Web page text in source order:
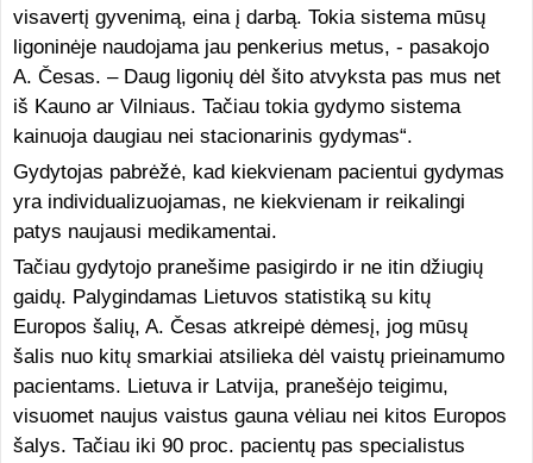
visavertį gyvenimą, eina į darbą. Tokia sistema mūsų
ligoninėje naudojama jau penkerius metus, - pasakojo
A. Česas. – Daug ligonių dėl šito atvyksta pas mus net
iš Kauno ar Vilniaus. Tačiau tokia gydymo sistema
kainuoja daugiau nei stacionarinis gydymas“.
Gydytojas pabrėžė, kad kiekvienam pacientui gydymas
yra individualizuojamas, ne kiekvienam ir reikalingi
patys naujausi medikamentai.
Tačiau gydytojo pranešime pasigirdo ir ne itin džiugių
gaidų. Palygindamas Lietuvos statistiką su kitų
Europos šalių, A. Česas atkreipė dėmesį, jog mūsų
šalis nuo kitų smarkiai atsilieka dėl vaistų prieinamumo
pacientams. Lietuva ir Latvija, pranešėjo teigimu,
visuomet naujus vaistus gauna vėliau nei kitos Europos
šalys. Tačiau iki 90 proc. pacientų pas specialistus